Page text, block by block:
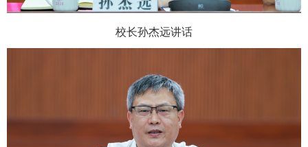
校长孙杰远讲话